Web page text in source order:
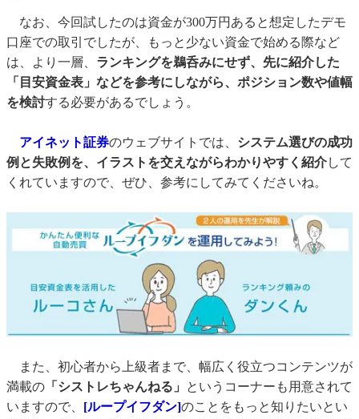
なお、今回試したのは資金が300万円あると想定したデモ
口座での取引でしたが、もっと少ない資金で始める際など
は、より一層、 ランキングを鵜呑みにせず、先に紹介した
「目安資金表」などを参考にしながら、ポジション数や値幅
を検討する必要があるでしょう。
アイネット証券のウェブサイトでは、 システム選びの成功
例と失敗例を、イラストを交えながらわかりやすく紹介して
くれていますので、ぜひ、参考にしてみてくださいね。
また、初心者から上級者まで、幅広く役立つコンテンツが
満載の 「シストレちゃんねる」
というコーナーも用意されて
いますので、 [ループイフダン]のことをもっと知りたいとい